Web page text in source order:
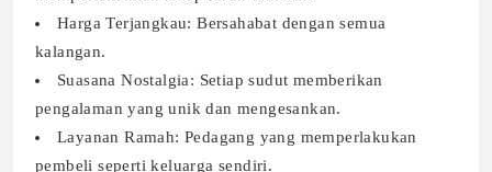
Harga Terjangkau: Bersahabat dengan semua
kalangan.
Suasana Nostalgia: Setiap sudut memberikan
pengalaman yang unik dan mengesankan.
Layanan Ramah: Pedagang yang memperlakukan
pembeli seperti keluarga sendiri.